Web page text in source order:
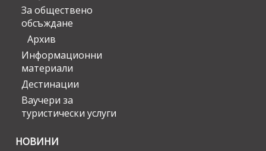
За обществено
обсъждане
Архив
Информационни
материали
Дестинации
Ваучери за
туристически услуги
НОВИНИ